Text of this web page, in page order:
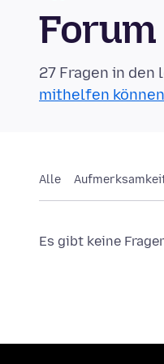
27 Fragen in
mithelfen
Alle
Es gibt keine